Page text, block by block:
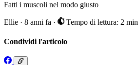
Fatti i muscoli nel modo giusto
Ellie · 8 anni fa · Tempo di lettura: 2 min
Condividi l'articolo